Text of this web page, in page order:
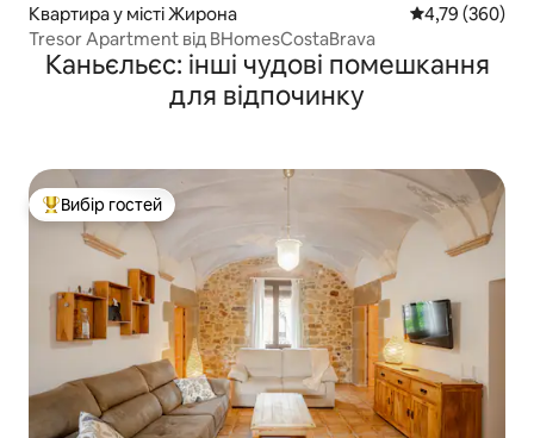
Квартира у місті Жирона Середня
4,79 (360)
Tresor Apartment від BHomesCostaBrava
Каньєльєс: інші чудові помешкання
для відпочинку
Топ вибір гостей
Вибір гостей